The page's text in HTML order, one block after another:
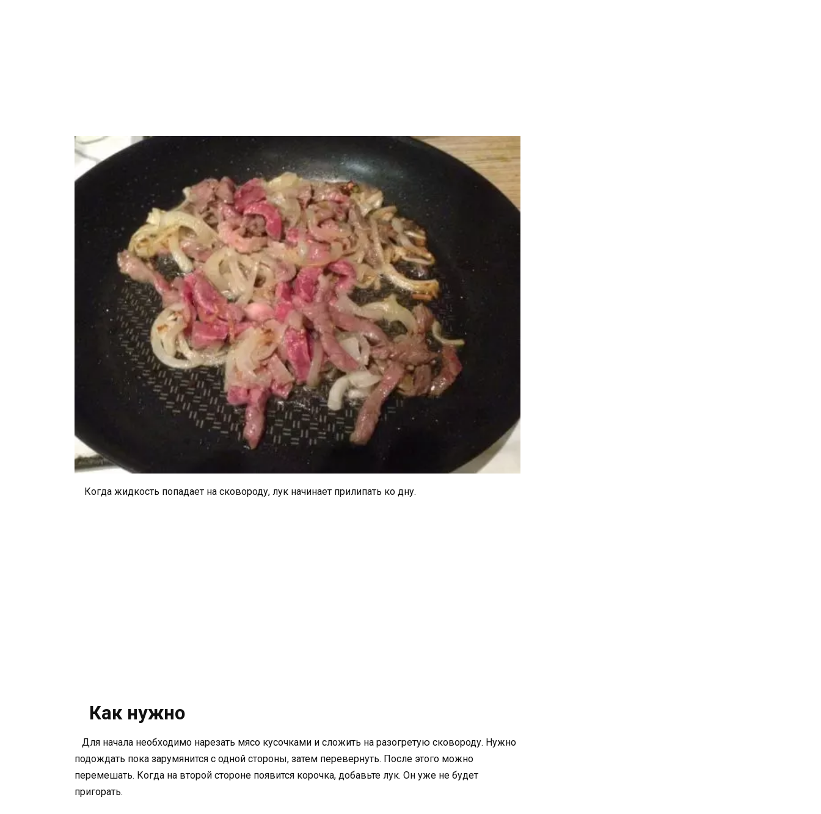
Когда жидкость попадает на сковороду, лук начинает прилипать ко дну.
Как нужно
Для начала необходимо нарезать мясо кусочками и сложить на разогретую сковороду. Нужно
подождать пока зарумянится с одной стороны, затем перевернуть. После этого можно
перемешать. Когда на второй стороне появится корочка, добавьте лук. Он уже не будет
пригорать.